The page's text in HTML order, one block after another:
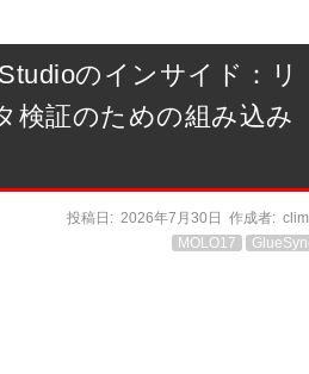
のインサイド：リ
検証のための組み込み
投稿日: 2026年7月30日 作成者:
MOLO17